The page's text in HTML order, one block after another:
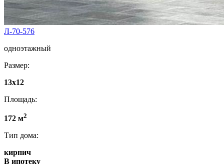
Л-70-576
одноэтажный
Размер:
13х12
Площадь:
172 м2
Тип дома:
кирпич
В ипотеку